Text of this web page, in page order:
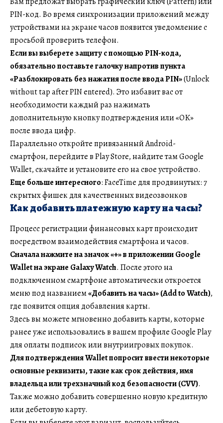
PIN-код. Во время синхронизации приложений между
устройствами на экране часов появится уведомление с
просьбой проверить телефон.
Если вы выберете защиту с помощью PIN-кода,
обязательно поставьте галочку напротив пункта
«Разблокировать без нажатия после ввода PIN»(Unlock
without tap after PIN entered). Это избавит вас от
необходимости каждый раз нажимать
дополнительную кнопку подтверждения или «ОК»
после ввода цифр.
Параллельно откройте привязанный Android-
смартфон, перейдите в Play Store, найдите там Google
Wallet, скачайте и установите его на свое устройство.
Еще больше интересного: FaceTime для продвинутых: 7
скрытых фишек для качественных видеозвонков
Как добавить платежную карту на часы?
Процесс регистрации финансовых карт происходит
посредством взаимодействия смартфона и часов.
Сначала нажмите на значок «+» в приложении Google
Wallet на экране Galaxy Watch. После этого на
подключенном смартфоне автоматически откроется
меню под названием«Добавить на часы» (Add to Watch),
где появится опция добавления карты.
Здесь вы можете мгновенно добавить карты, которые
ранее уже использовались в вашем профиле Google Play
для оплаты подписок или внутриигровых покупок.
Для подтверждения Wallet попросит ввести некоторые
основные реквизиты, такие как срок действия, имя
владельца или трехзначный код безопасности (CVV).
Также можно добавить совершенно новую кредитную
или дебетовую карту.